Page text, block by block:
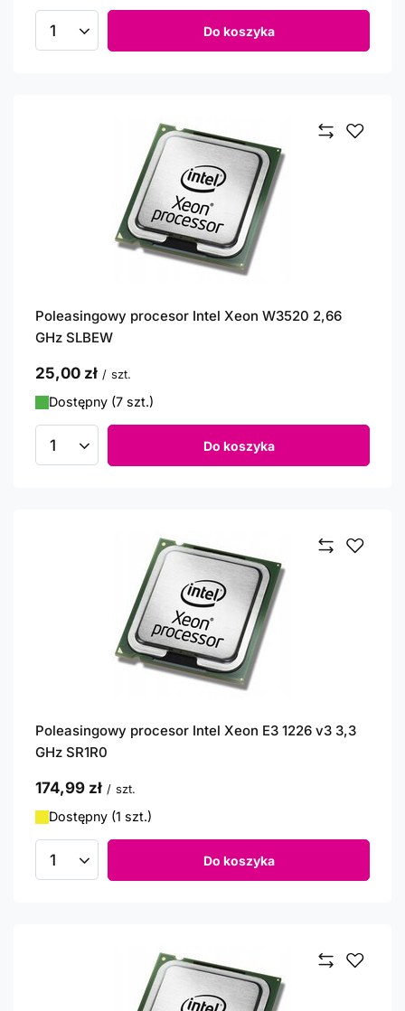
Ilość produktów Do koszyka
Poleasingowy procesor Intel Xeon W3520 2,66
GHz SLBEW
25,00 zł / szt.
Dostępny (7 szt.)
Ilość produktów Do koszyka
Poleasingowy procesor Intel Xeon E3 1226 v3 3,3
GHz SR1R0
174,99 zł / szt.
Dostępny (1 szt.)
Ilość produktów Do koszyka